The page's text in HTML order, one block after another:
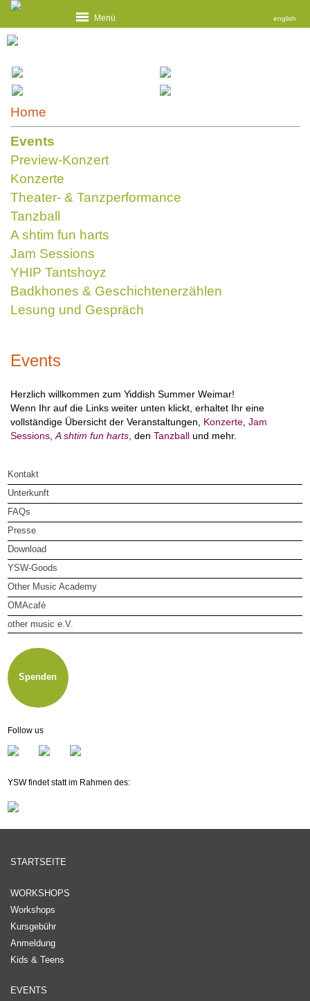
english
Menü
Home
Events
Preview-Konzert
Konzerte
Theater- & Tanzperformance
Tanzball
A shtim fun harts
Jam Sessions
YHIP Tantshoyz
Badkhones & Geschichtenerzählen
Lesung und Gespräch
Events
Herzlich willkommen zum Yiddish Summer Weimar!
Wenn Ihr auf die Links weiter unten klickt, erhaltet Ihr eine
vollständige Übersicht der Veranstaltungen, Konzerte, Jam
Sessions, A shtim fun harts, den Tanzballund mehr.
Kontakt
Unterkunft
FAQs
Presse
Download
YSW-Goods
Other Music Academy
OMAcafé
other music e.V.
Mitglied werden
Newsletter
Spenden
Follow us
YSW findet statt im Rahmen des:
STARTSEITE
WORKSHOPS
Workshops
Kursgebühr
Anmeldung
Kids & Teens
EVENTS